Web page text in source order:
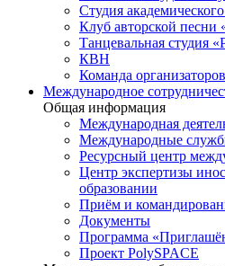
Студия
Клуб авторской песни
Танцевальная студия
КВН
Команда
Международное
Общая информация
Международная
Международные
Ресурсный центр
Центр экспертизы
образовании
Приём и
Документы
Программа
Проект PolySPACE